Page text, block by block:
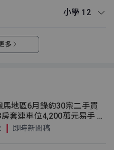
小學 12
多
馬地區6月錄約30宗二手買
套連車位4,200萬元易手 低
即時新聞稿